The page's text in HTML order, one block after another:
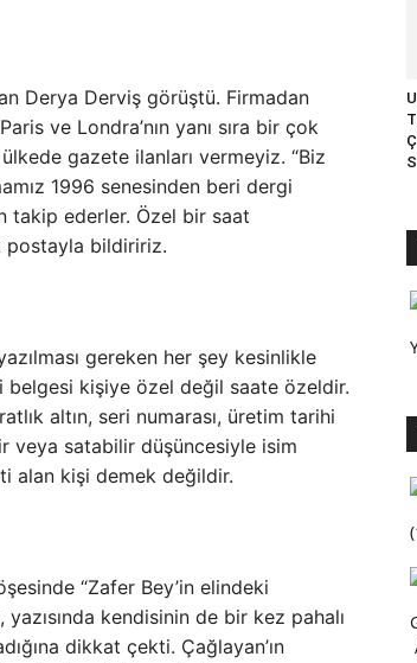
Derya Derviş görüştü. Firmadan
ve Londra’nın yanı sıra bir çok
gazete ilanları vermeyiz. “Biz
1996 senesinden beri dergi
takip ederler. Özel bir saat
postayla bildiririz.
gereken her şey kesinlikle
belgesi kişiye özel değil saate özeldir.
altın, seri numarası, üretim tarihi
veya satabilir düşüncesiyle isim
alan kişi demek değildir.
“Zafer Bey’in elindeki
yazısında kendisinin de bir kez pahalı
dikkat çekti. Çağlayan’ın